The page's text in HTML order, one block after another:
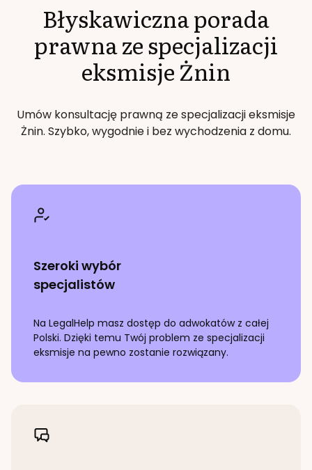
Błyskawiczna porada
prawna ze specjalizacji
eksmisjeŻnin
Umów konsultację prawną ze specjalizacjieksmisje
Żnin. Szybko, wygodnie i bez wychodzenia z domu.
Szeroki wybór
specjalistów
Na LegalHelp masz dostęp do adwokatów z całej
Polski. Dzięki temu Twój problem ze specjalizacji
eksmisje na pewno zostanie rozwiązany.